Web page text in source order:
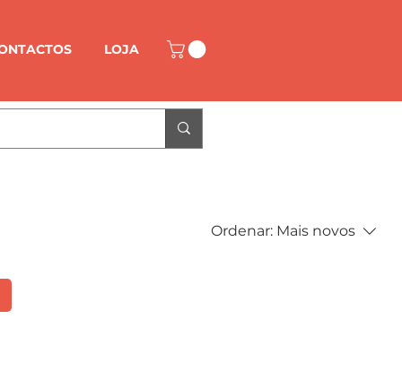
LOJA
Ordenar: Mais novos